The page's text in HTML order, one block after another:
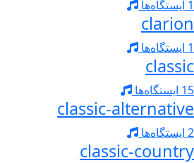
1 ایستگاه‌ها
clarion
1 ایستگاه‌ها
classic
15 ایستگاه‌ها
classic-alternative
2 ایستگاه‌ها
classic-country